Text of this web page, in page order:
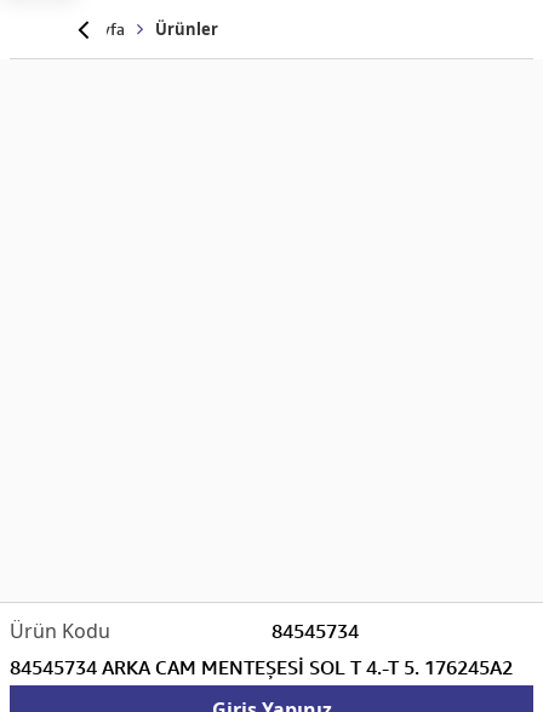
Anasayfa Ürünler
84545734
84545734 ARKA CAM MENTEŞESİ SOL T 4.-T 5. 176245A2